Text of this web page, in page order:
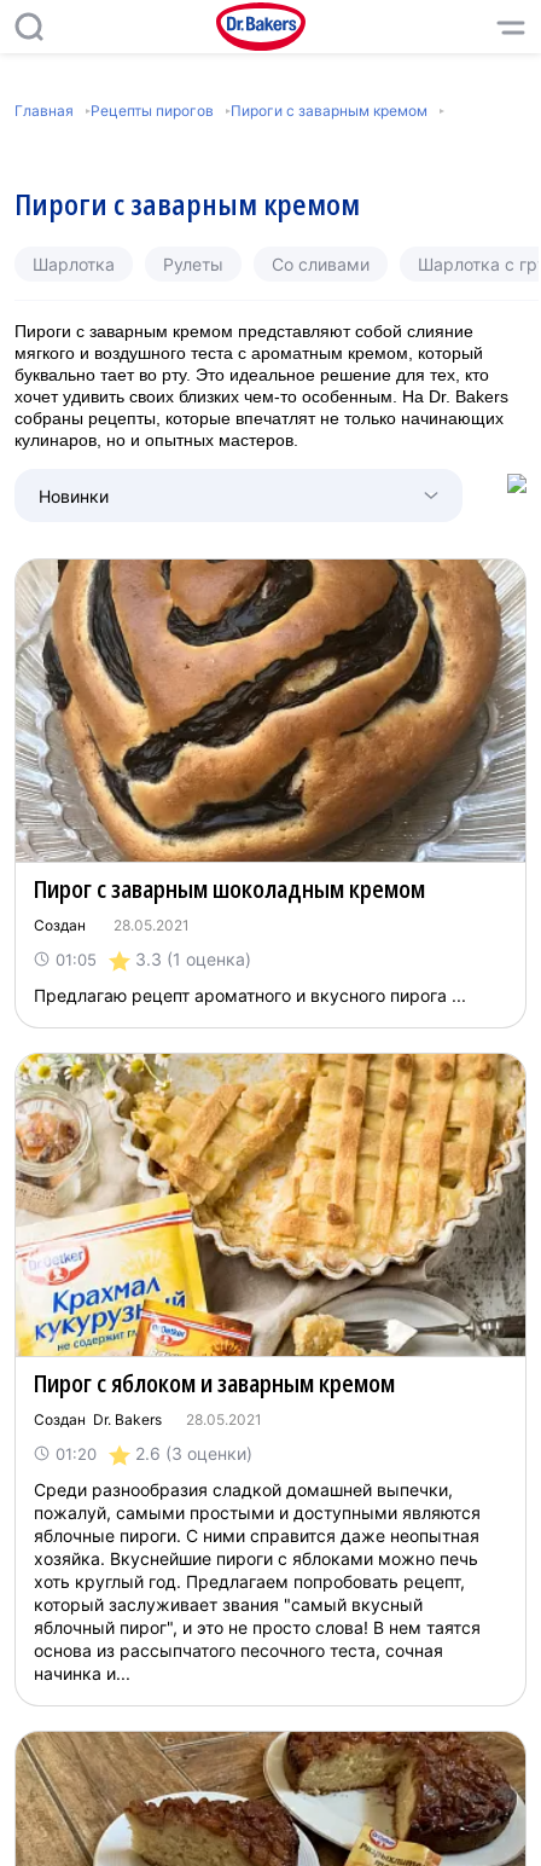
Главная Рецепты пирогов Пироги с заварным кремом
Пироги с заварным кремом
Шарлотка Рулеты Со сливами Шарлотка с
Пироги с заварным кремом представляют собой слияние
мягкого и воздушного теста с ароматным кремом, который
буквально тает во рту. Это идеальное решение для тех, кто
хочет удивить своих близких чем-то особенным. На Dr. Bakers
собраны рецепты, которые впечатлят не только начинающих
кулинаров, но и опытных мастеров.
Новинки
Пирог с заварным шоколадным кремом
Создан 28.05.2021
01:05 3.3 (1 оценка)
Предлагаю рецепт ароматного и вкусного пирога ...
Пирог с яблоком и заварным кремом
Создан Dr. Bakers 28.05.2021
01:20 2.6 (3 оценки)
Среди разнообразия сладкой домашней выпечки,
пожалуй, самыми простыми и доступными являются
яблочные пироги. С ними справится даже неопытная
хозяйка. Вкуснейшие пироги с яблоками можно печь
хоть круглый год. Предлагаем попробовать рецепт,
который заслуживает звания "самый вкусный
яблочный пирог", и это не просто слова! В нем таятся
основа из рассыпчатого песочного теста, сочная
начинка и...